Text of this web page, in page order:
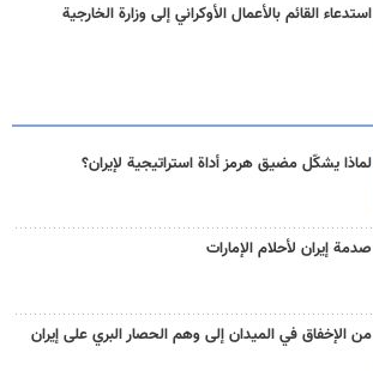
استدعاء القائم بالأعمال الأوكراني إلى وزارة الخارجية
لماذا يشكّل مضيق هرمز أداة استراتيجية لإيران؟
صدمة إيران لأحلام الإمارات
من الإخفاق في الميدان إلى وهم الحصار البري على إيران